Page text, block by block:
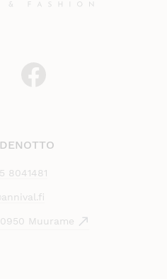
8041481
Muurame